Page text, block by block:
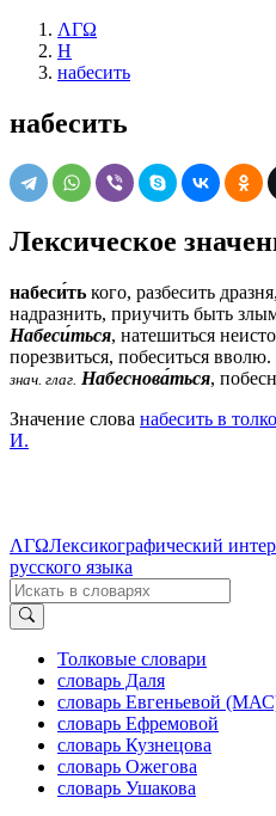
ΛΓΩ
Н
набесить
набесить
Лексическое
набеси́ть кого, разбесить
надразнить, приучить быть
Набеси́ться, натешиться
порезвиться, побеситься вволю.
знач. глаг. Набеснова́ться,
Значение слова набесить в
И.
ΛΓΩЛексикографический
русского языка
Толковые словари
словарь Даля
словарь Евгеньевой
словарь Ефремовой
словарь Кузнецова
словарь Ожегова
словарь Ушакова